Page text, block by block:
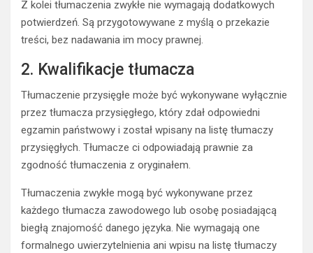
Z kolei tłumaczenia zwykłe nie wymagają dodatkowych
potwierdzeń. Są przygotowywane z myślą o przekazie
treści, bez nadawania im mocy prawnej.
2. Kwalifikacje tłumacza
Tłumaczenie przysięgłe może być wykonywane wyłącznie
przez tłumacza przysięgłego, który zdał odpowiedni
egzamin państwowy i został wpisany na listę tłumaczy
przysięgłych. Tłumacze ci odpowiadają prawnie za
zgodność tłumaczenia z oryginałem.
Tłumaczenia zwykłe mogą być wykonywane przez
każdego tłumacza zawodowego lub osobę posiadającą
biegłą znajomość danego języka. Nie wymagają one
formalnego uwierzytelnienia ani wpisu na listę tłumaczy